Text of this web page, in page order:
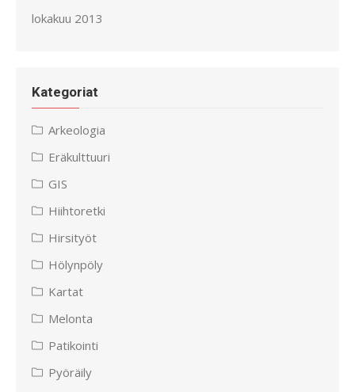
lokakuu 2013
Kategoriat
Arkeologia
Eräkulttuuri
GIS
Hiihtoretki
Hirsityöt
Hölynpöly
Kartat
Melonta
Patikointi
Pyöräily